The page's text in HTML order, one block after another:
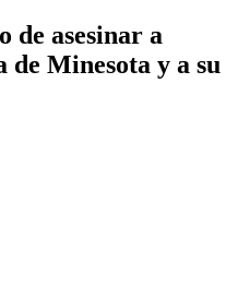
de asesinar a
de Minesota y a su